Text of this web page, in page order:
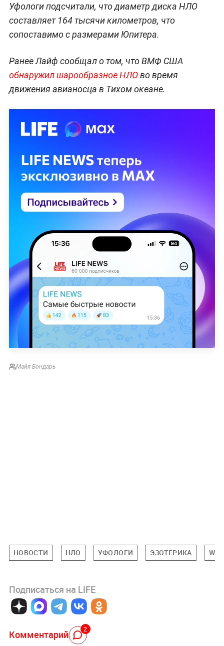
Уфологи подсчитали, что диаметр диска НЛО
составляет 164 тысячи километров, что
сопоставимо с размерами Юпитера.
Ранее Лайф сообщал о том, что ВМФ США
обнаружил шарообразное НЛОво время
движения авианосца в Тихом океане.
Майя Бондарь
НОВОСТИ НЛО УФОЛОГИ ЭЗОТЕРИКА
Подписаться на LIFE
Комментарий 2